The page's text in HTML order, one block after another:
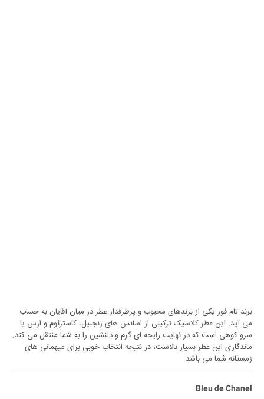
برند تام فور یکی از برندهای محبوب و پرطرفدار عطر در میان آقایان به حساب
می آید. این عطر کلاسیک ترکیبی از اسانس های زنجبیل، کاسترئوم و ارس یا
سرو کوهی است که در نهایت رایحه ای گرم و دلنشین را به شما منتقل می کند.
ماندگاری این عطر بسیار بالاست، در نتیجه انتخاب خوبی برای میهمانی های
زمستانه شما می باشد.
Bleu de Chanel